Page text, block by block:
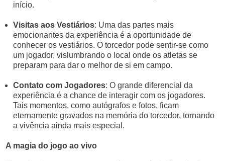
início.
Visitas aos Vestiários: Uma das partes mais
emocionantes da experiência é a oportunidade de
conhecer os vestiários. O torcedor pode sentir-se como
um jogador, vislumbrando o local onde os atletas se
preparam para dar o melhor de si em campo.
Contato com Jogadores: O grande diferencial da
experiência é a chance de interagir com os jogadores.
Tais momentos, como autógrafos e fotos, ficam
eternamente gravados na memória do torcedor, tornando
a vivência ainda mais especial.
A magia do jogo ao vivo